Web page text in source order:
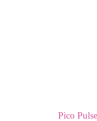
Pico